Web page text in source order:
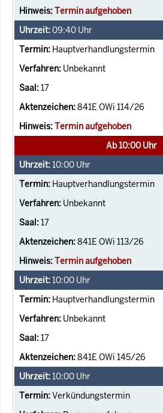
Termin aufgehoben
09:40 Uhr
Hauptverhandlungstermin
Unbekannt
17
841E OWi 114/26
Termin aufgehoben
Ab 10:00 Uhr
10:00 Uhr
Hauptverhandlungstermin
Unbekannt
17
841E OWi 113/26
Termin aufgehoben
10:00 Uhr
Hauptverhandlungstermin
Unbekannt
17
841E OWi 145/26
10:00 Uhr
Verkündungstermin